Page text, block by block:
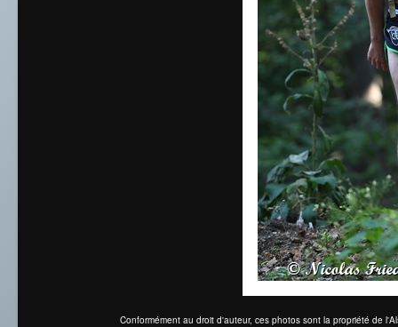
Conformément au droit d'auteur, ces photos sont la propriété de